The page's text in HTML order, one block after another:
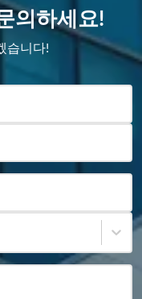
의하세요!
습니다!